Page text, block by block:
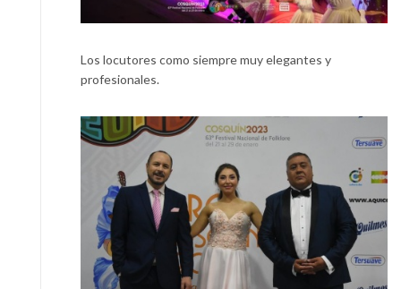
Los locutores como siempre muy elegantes y
profesionales.